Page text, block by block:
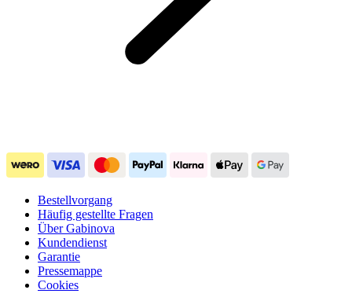
Bestellvorgang
Häufig gestellte Fragen
Über Gabinova
Kundendienst
Garantie
Pressemappe
Cookies